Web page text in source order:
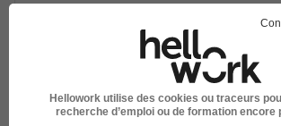
Hellowork utilise des cookies ou traceurs
recherche d’emploi ou de formation encore